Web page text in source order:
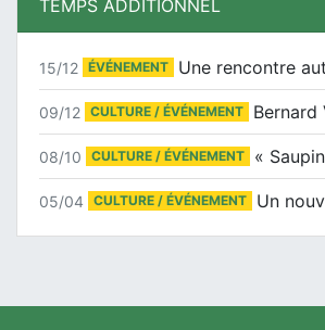
TEMPS ADDITIONNEL
15/12 ÉVÉNEMENT
09/12 CULTURE / ÉVÉNEMENT
08/10 CULTURE / ÉVÉNEMENT
05/04 CULTURE / ÉVÉNEMENT